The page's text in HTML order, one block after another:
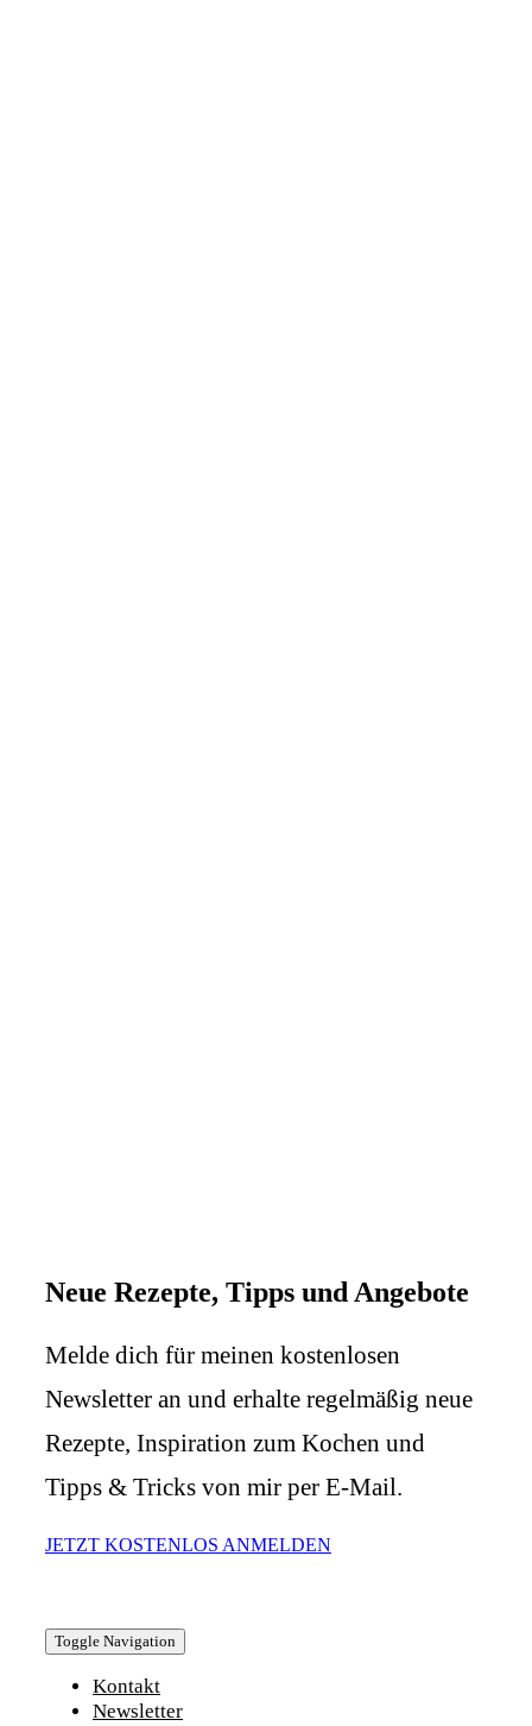
Neue Rezepte, Tipps und Angebote
Melde dich für meinen kostenlosen
Newsletter an und erhalte regelmäßig neue
Rezepte, Inspiration zum Kochen und
Tipps & Tricks von mir per E-Mail.
JETZT KOSTENLOS ANMELDEN
Toggle Navigation
Kontakt
Newsletter